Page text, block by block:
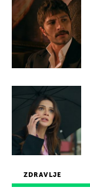
ZDRAVLJE